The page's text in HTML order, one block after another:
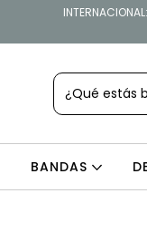
BANDAS